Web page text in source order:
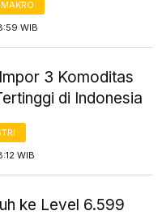
WIB
3 Komoditas
di Indonesia
WIB
ke Level 6.599